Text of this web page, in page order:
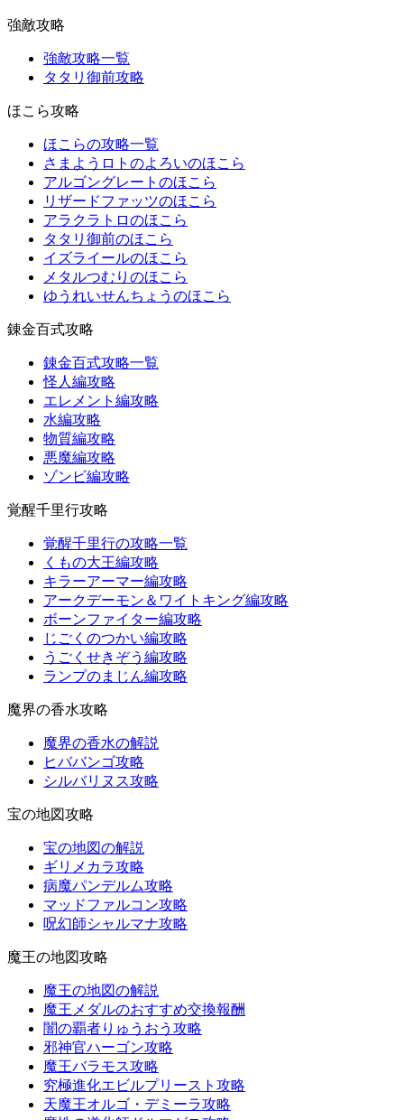
強敵攻略
強敵攻略一覧
タタリ御前攻略
ほこら攻略
ほこらの攻略一覧
さまようロトのよろいのほこら
アルゴングレートのほこら
リザードファッツのほこら
アラクラトロのほこら
タタリ御前のほこら
イズライールのほこら
メタルつむりのほこら
ゆうれいせんちょうのほこら
錬金百式攻略
錬金百式攻略一覧
怪人編攻略
エレメント編攻略
水編攻略
物質編攻略
悪魔編攻略
ゾンビ編攻略
覚醒千里行攻略
覚醒千里行の攻略一覧
くもの大王編攻略
キラーアーマー編攻略
アークデーモン＆ワイトキング編攻略
ボーンファイター編攻略
じごくのつかい編攻略
うごくせきぞう編攻略
ランプのまじん編攻略
魔界の香水攻略
魔界の香水の解説
ヒババンゴ攻略
シルバリヌス攻略
宝の地図攻略
宝の地図の解説
ギリメカラ攻略
病魔パンデルム攻略
マッドファルコン攻略
呪幻師シャルマナ攻略
魔王の地図攻略
魔王の地図の解説
魔王メダルのおすすめ交換報酬
闇の覇者りゅうおう攻略
邪神官ハーゴン攻略
魔王バラモス攻略
究極進化エビルプリースト攻略
天魔王オルゴ・デミーラ攻略